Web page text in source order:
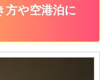
方や空港泊に